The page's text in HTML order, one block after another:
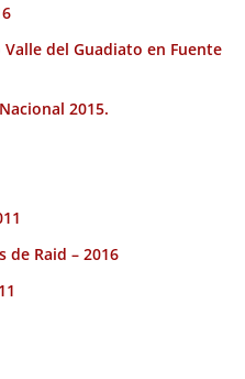
del Guadiato en Fuente
2015.
de Raid – 2016